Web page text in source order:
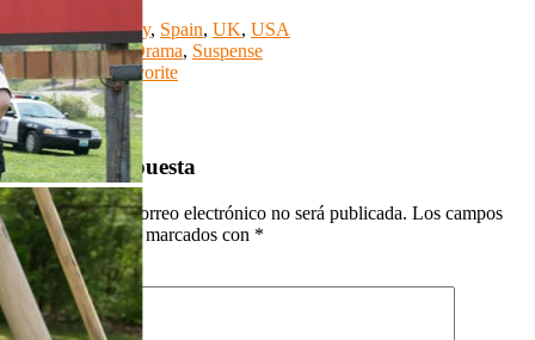
Country:Germany, Spain, UK, USA
Genre:Crimen,Drama, Suspense
Watch Movie Favorite
Comments
Deja una respuesta
Tu dirección de correo electrónico no será publicada. Los campos
obligatorios están marcados con *
Comentario*